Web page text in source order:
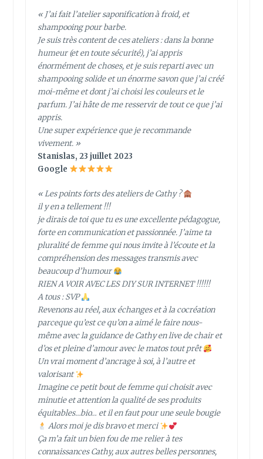
« J’ai fait l’atelier saponification à froid, et
shampooing pour barbe.
Je suis très content de ces ateliers : dans la bonne
humeur (et en toute sécurité), j’ai appris
énormément de choses, et je suis reparti avec un
shampooing solide et un énorme savon que j’ai créé
moi-même et dont j’ai choisi les couleurs et le
parfum. J’ai hâte de me resservir de tout ce que j’ai
appris.
Une super expérience que je recommande
vivement. »
Stanislas, 23 juillet 2023
Google
« Les points forts des ateliers de Cathy ?
il y en a tellement !!!
je dirais de toi que tu es une excellente pédagogue,
forte en communication et passionnée. J’aime ta
pluralité de femme qui nous invite à l’écoute et la
compréhension des messages transmis avec
beaucoup d’humour
RIEN A VOIR AVEC LES DIY SUR INTERNET !!!!!!
A tous : SVP
Revenons au réel, aux échanges et à la cocréation
parceque qu’est ce qu’on a aimé le faire nous-
même avec la guidance de Cathy en live de chair et
d’os et pleine d’amour avec le matos tout prêt
Un vrai moment d’ancrage à soi, à l’autre et
valorisant
Imagine ce petit bout de femme qui choisit avec
minutie et attention la qualité de ses produits
équitables…bio… et il en faut pour une seule bougie
Alors moi je dis bravo et merci
Ça m’a fait un bien fou de me relier à tes
connaissances Cathy, aux autres belles personnes,